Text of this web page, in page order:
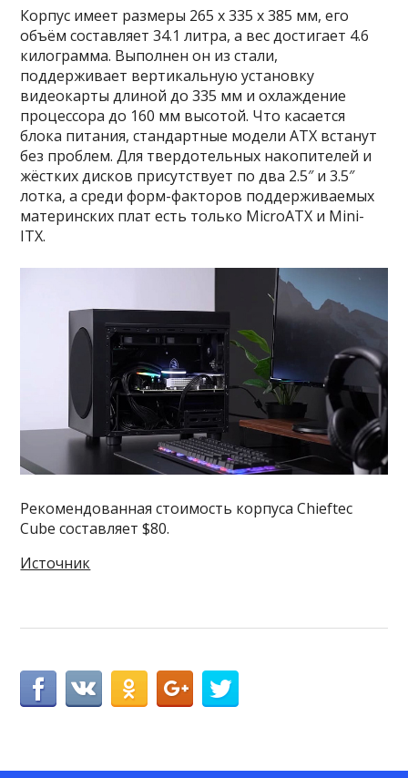
Корпус имеет размеры 265 х 335 х 385 мм, его
объём составляет 34.1 литра, а вес достигает 4.6
килограмма. Выполнен он из стали,
поддерживает вертикальную установку
видеокарты длиной до 335 мм и охлаждение
процессора до 160 мм высотой. Что касается
блока питания, стандартные модели ATX встанут
без проблем. Для твердотельных накопителей и
жёстких дисков присутствует по два 2.5″ и 3.5″
лотка, а среди форм-факторов поддерживаемых
материнских плат есть только MicroATX и Mini-
ITX.
Рекомендованная стоимость корпуса Chieftec
Cube составляет $80.
Источник